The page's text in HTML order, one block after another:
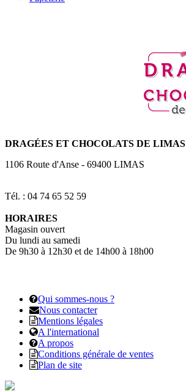
DRAGÉES ET CHOCOLATS DE LIMAS
1106 Route d'Anse - 69400 LIMAS
Tél. : 04 74 65 52 59
HORAIRES
Magasin ouvert
Du lundi au samedi
De 9h30 à 12h30 et de 14h00 à 18h00
Qui sommes-nous ?
Nous contacter
Mentions légales
A l'international
A propos
Conditions générale de ventes
Plan de site